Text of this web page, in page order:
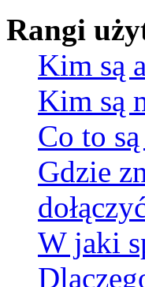
Rangi
Kim są
Kim są
Co to
Gdzie
W jaki